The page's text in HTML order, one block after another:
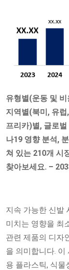
유형별(운동 및
지역별(북미, 유
프리카)별, 글로
나19 영향 분석,
쳐 있는 210개 시
찾아보세요. –
지속 가능한 신발
미치는 영향을 최
관련 제품의 디자
을 의미합니다. 이
용 플라스틱, 식물